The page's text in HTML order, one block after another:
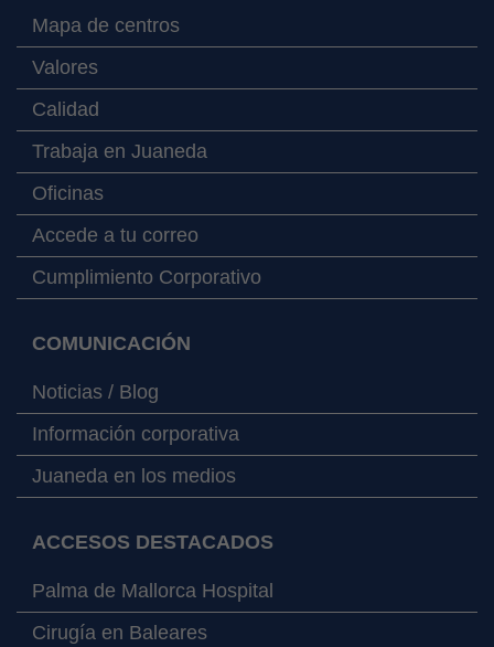
Mapa de centros
Valores
Calidad
Trabaja en Juaneda
Oficinas
Accede a tu correo
Cumplimiento Corporativo
COMUNICACIÓN
Noticias / Blog
Información corporativa
Juaneda en los medios
ACCESOS DESTACADOS
Palma de Mallorca Hospital
Cirugía en Baleares